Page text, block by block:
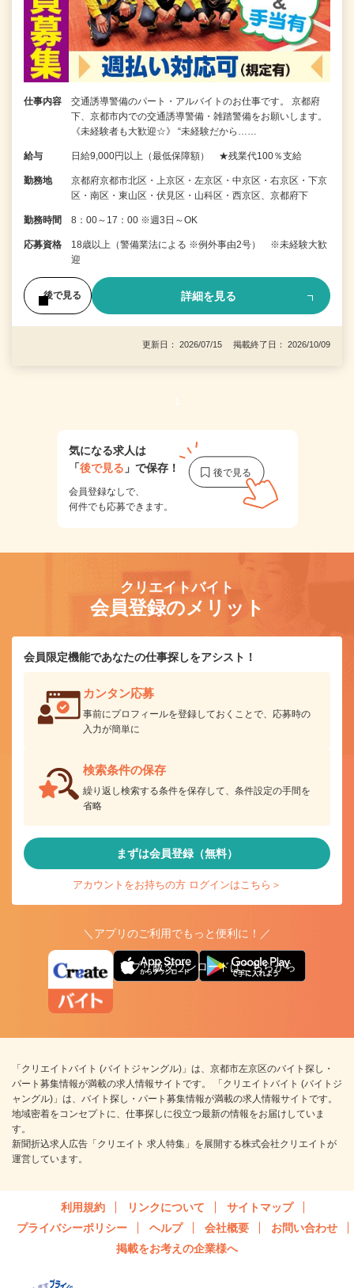
仕事内容
交通誘導警備のパート・アルバイトのお仕事です。 京都府
下、京都市内での交通誘導警備・雑踏警備をお願いします。
《未経験者も大歓迎☆》 “未経験だから……
給与 日給9,000円以上（最低保障額） ★残業代100％支給
勤務地
京都府京都市北区・上京区・左京区・中京区・右京区・下京
区・南区・東山区・伏見区・山科区・西京区、京都府下
勤務時間 8：00～17：00 ※週3日～OK
応募資格
18歳以上（警備業法による ※例外事由2号） ※未経験大歓
迎
後で見る 詳細を見る
更新日： 2026/07/15 掲載終了日： 2026/10/09
1
気になる求人は
「後で見る 」で保存！
会員登録なしで、
何件でも応募できます。
クリエイトバイト
会員登録のメリット
会員限定機能であなたの仕事探しをアシスト！
カンタン応募
事前にプロフィールを登録しておくことで、応募時の
入力が簡単に
検索条件の保存
繰り返し検索する条件を保存して、条件設定の手間を
省略
まずは会員登録（無料）
アカウントをお持ちの方 ログインはこちら＞
＼アプリのご利用でもっと便利に！／
アプリ版ダウンロードはこちらから
「クリエイトバイト (バイトジャングル)」は、京都市左京区のバイト探し・
パート募集情報が満載の求人情報サイトです。 「クリエイトバイト (バイトジ
ャングル)」は、バイト探し・パート募集情報が満載の求人情報サイトです。
地域密着をコンセプトに、仕事探しに役立つ最新の情報をお届けしていま
す。
新聞折込求人広告「クリエイト 求人特集」を展開する株式会社クリエイトが
運営しています。
利用規約 リンクについて
サイトマップ
プライバシーポリシー
ヘルプ 会社概要
お問い合わせ
掲載をお考えの企業様へ